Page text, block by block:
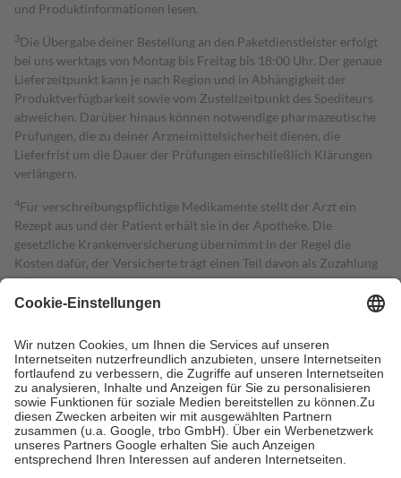
und Produktinformationen lesen.
3Die Übergabe deiner Bestellung an den Paketdienstleister erfolgt
bei uns werktags von Montag bis Freitag bis 18:00 Uhr. Der genaue
Lieferzeitpunkt kann je nach Region und in Abhängigkeit der
Produktverfügbarkeit sowie vom Zustellzeitpunkt des Spediteurs
abweichen. Darüber hinaus können notwendige pharmazeutische
Prüfungen, die zu deiner Arzneimittelsicherheit dienen, die
Lieferfrist um die Dauer der Prüfungen einschließlich Klärungen
verlängern.
4Für verschreibungspflichtige Medikamente stellt der Arzt ein
Rezept aus und der Patient erhält sie in der Apotheke. Die
gesetzliche Krankenversicherung übernimmt in der Regel die
Kosten dafür, der Versicherte trägt einen Teil davon als Zuzahlung
mit.
Grundsätzlich leisten Mitglieder Zuzahlungen in Höhe von zehn
höchstens zehn Euro.
Es sind jedoch nie mehr als die tatsächlichen
Kosten der Leistung zu entrichten.
Diese Regeln gelten grundsätzlich auch für Online-Apotheken.
Bei Heilmitteln und häuslicher Krankenpflege beträgt die
Zuzahlung zehn Prozent der Kosten sowie zehn Euro je
Verordnung.
Um das Engagement der Versicherten für ihre eigene Gesundheit zu
stärken und die besondere Stellung der Familie zu unterstützen,